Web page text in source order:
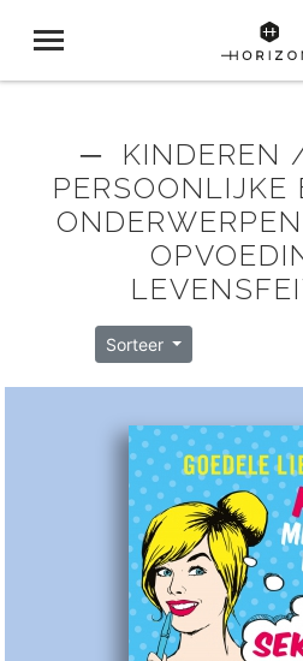
─ KINDEREN
PERSOONLIJKE
Sorteer